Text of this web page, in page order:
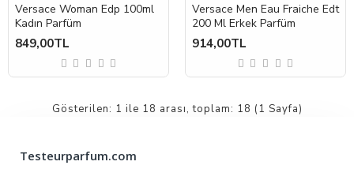
Versace Woman Edp 100ml
Kadın Parfüm
849,00TL
Versace Men Eau Fraiche Edt
200 Ml Erkek Parfüm
914,00TL
Gösterilen: 1 ile 18 arası, toplam: 18 (1 Sayfa)
Testeurparfum.com